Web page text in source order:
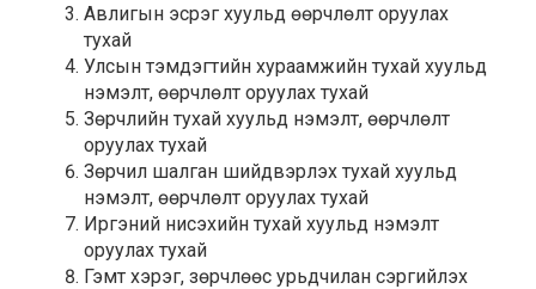
Авлигын эсрэг хуульд өөрчлөлт оруулах
тухай
Улсын тэмдэгтийн хураамжийн тухай хуульд
нэмэлт, өөрчлөлт оруулах тухай
Зөрчлийн тухай хуульд нэмэлт, өөрчлөлт
оруулах тухай
Зөрчил шалган шийдвэрлэх тухай хуульд
нэмэлт, өөрчлөлт оруулах тухай
Иргэний нисэхийн тухай хуульд нэмэлт
оруулах тухай
Гэмт хэрэг, зөрчлөөс урьдчилан сэргийлэх